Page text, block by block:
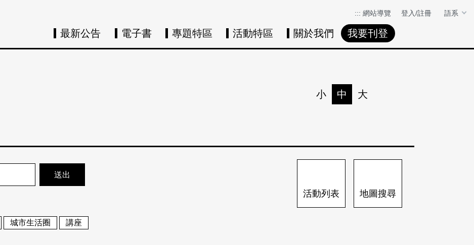
::: 網站導覽 登入/註冊 語系
最新公告 電子書 專題特區 活動特區 關於我們 我要刊登
小 中 大
城市生活圈 講座
活動列表 地圖搜尋